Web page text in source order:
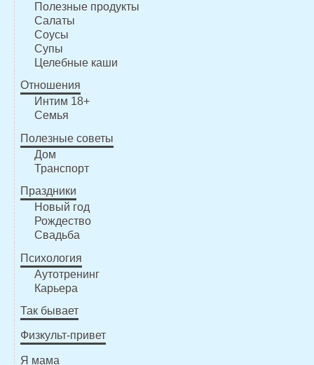
Полезные продукты
Салаты
Соусы
Супы
Целебные каши
Отношения
Интим 18+
Семья
Полезные советы
Дом
Транспорт
Праздники
Новый год
Рождество
Свадьба
Психология
Аутотренинг
Карьера
Так бывает
Физкульт-привет
Я мама